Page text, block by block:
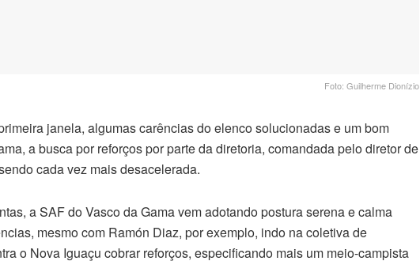
Foto: Guilherme Dionízio
janela, algumas carências do elenco solucionadas e um bom
a busca por reforços por parte da diretoria, comandada pelo diretor de
cada vez mais desacelerada.
a SAF do Vasco da Gama vem adotando postura serena e calma
mesmo com Ramón Diaz, por exemplo, indo na coletiva de
o Nova Iguaçu cobrar reforços, especificando mais um meio-campista